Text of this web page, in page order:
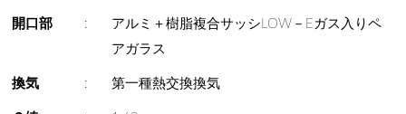
開口部 :
アルミ＋樹脂複合サッシLOW－Eガス入りペ
アガラス
換気 : 第一種熱交換換気